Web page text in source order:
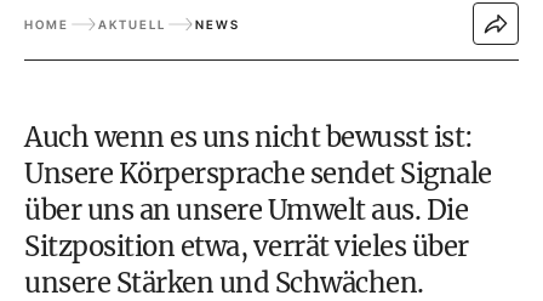
HOME AKTUELL NEWS
Auch wenn es uns nicht bewusst ist:
Unsere Körpersprache sendet Signale
über uns an unsere Umwelt aus. Die
Sitzposition etwa, verrät vieles über
unsere Stärken und Schwächen.